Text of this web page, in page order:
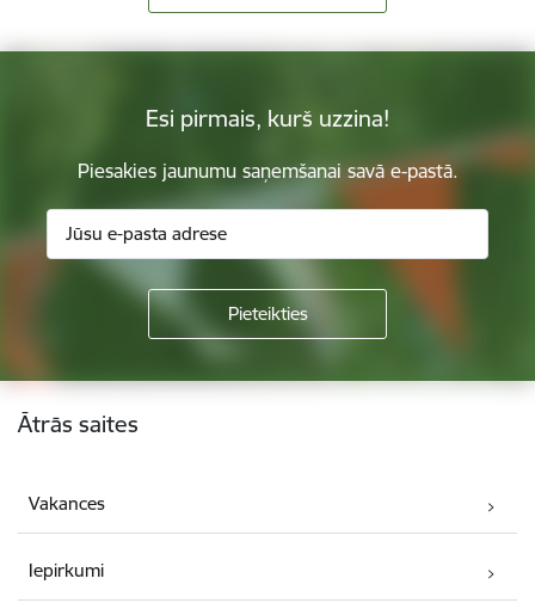
Esi pirmais, kurš uzzina!
Piesakies jaunumu saņemšanai savā e-pastā.
Kājene
Ātrās saites
Vakances
Iepirkumi